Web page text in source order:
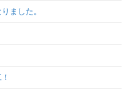
ました。